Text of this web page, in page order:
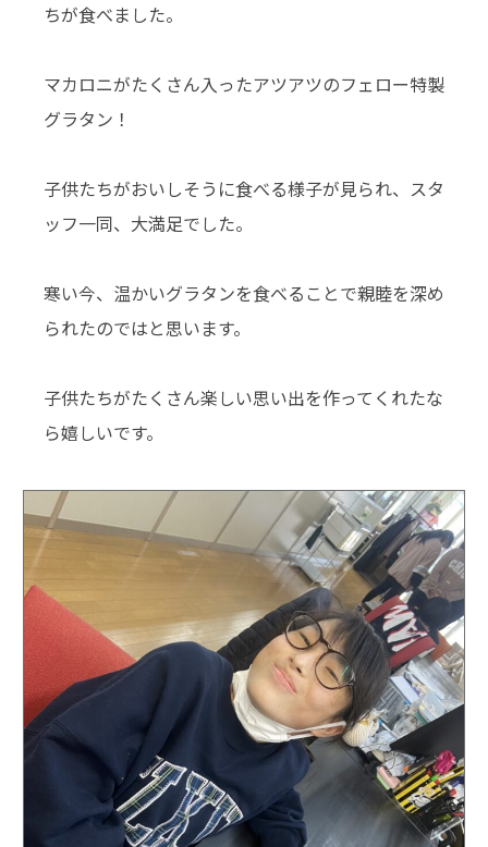
ちが食べました。
マカロニがたくさん入ったアツアツのフェロー特製
グラタン！
子供たちがおいしそうに食べる様子が見られ、スタ
ッフ一同、大満足でした。
寒い今、温かいグラタンを食べることで親睦を深め
られたのではと思います。
子供たちがたくさん楽しい思い出を作ってくれたな
ら嬉しいです。